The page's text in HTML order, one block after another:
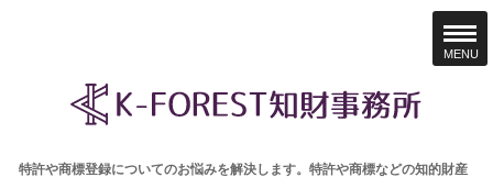
MENU
特許や商標登録についてのお悩みを解決します。特許や商標などの知的財産